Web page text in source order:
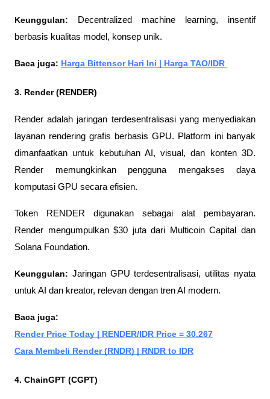
Keunggulan: Decentralized machine learning, insentif
berbasis kualitas model, konsep unik.
Baca juga: Harga Bittensor Hari Ini | Harga TAO/IDR
3. Render (RENDER)
Render adalah jaringan terdesentralisasi yang menyediakan
layanan rendering grafis berbasis GPU. Platform ini banyak
dimanfaatkan untuk kebutuhan AI, visual, dan konten 3D.
Render memungkinkan pengguna mengakses daya
komputasi GPU secara efisien.
Token RENDER digunakan sebagai alat pembayaran.
Render mengumpulkan $30 juta dari Multicoin Capital dan
Solana Foundation.
Keunggulan: Jaringan GPU terdesentralisasi, utilitas nyata
untuk AI dan kreator, relevan dengan tren AI modern.
Baca juga:
Render Price Today | RENDER/IDR Price = 30.267
Cara Membeli Render (RNDR) | RNDR to IDR
4. ChainGPT (CGPT)